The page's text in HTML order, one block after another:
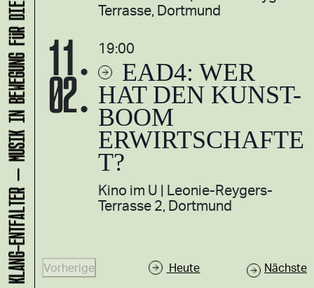
Terrasse, Dortmund
11.
02.
EAD4: WER
HAT DEN KUNST-
BOOM
ERWIRTSCHAFTE
T?
19:00
Kino im U Leonie-Reygers-
Terrasse 2, Dortmund
Vorherige
Heute NächsteV
KLANG-ENTFALTER – MUSIK IN BEWEGUNG FÜR DIE NORDSTADT